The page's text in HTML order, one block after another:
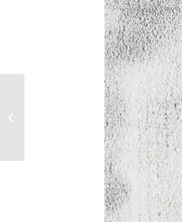
江獸 SUPER SLICK 抗濕
熱型 水性髮油 巨龍